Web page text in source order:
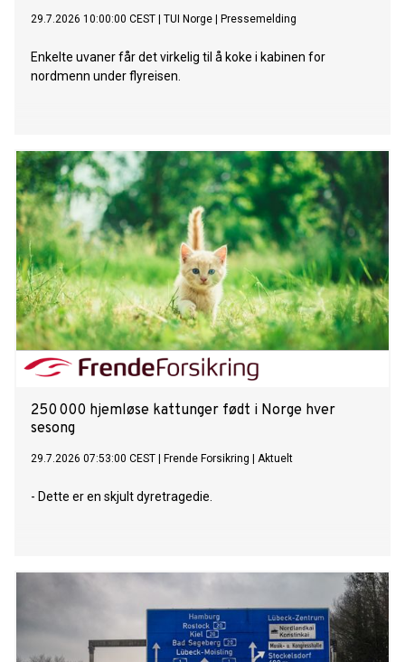
29.7.2026 10:00:00 CEST TUI Norge Pressemelding
Enkelte uvaner får det virkelig til å koke i kabinen for
nordmenn under flyreisen.
250 000 hjemløse kattunger født i Norge hver
sesong
29.7.2026 07:53:00 CEST Frende Forsikring Aktuelt
- Dette er en skjult dyretragedie.